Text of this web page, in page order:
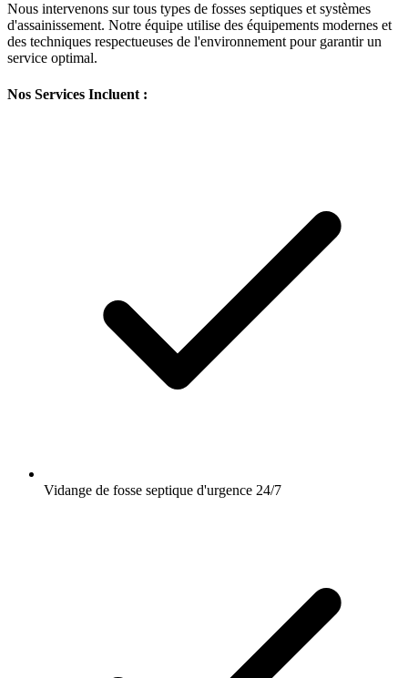
Nous intervenons sur tous types de fosses septiques et systèmes
d'assainissement. Notre équipe utilise des équipements modernes et
des techniques respectueuses de l'environnement pour garantir un
service optimal.
Nos Services Incluent :
Vidange de fosse septique d'urgence 24/7